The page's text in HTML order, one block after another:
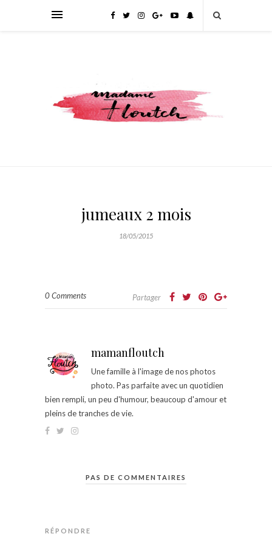
jumeaux 2 mois
18/05/2015
0 Comments Partager
mamanfloutch
Une famille à l'image de nos photos
photo. Pas parfaite avec un quotidien
bien rempli, un peu d'humour, beaucoup d'amour et
pleins de tranches de vie.
PAS DE COMMENTAIRES
RÉPONDRE